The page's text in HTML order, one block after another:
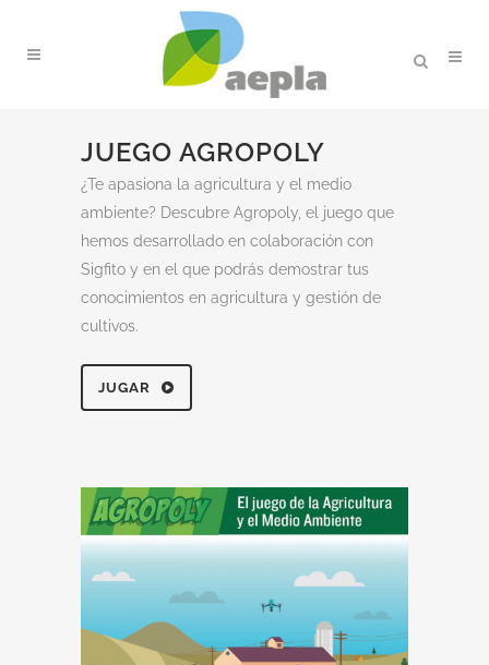
JUEGO AGROPOLY
¿Te apasiona la agricultura y el medio
ambiente? Descubre Agropoly, el juego que
hemos desarrollado en colaboración con
Sigfito y en el que podrás demostrar tus
conocimientos en agricultura y gestión de
cultivos.
JUGAR